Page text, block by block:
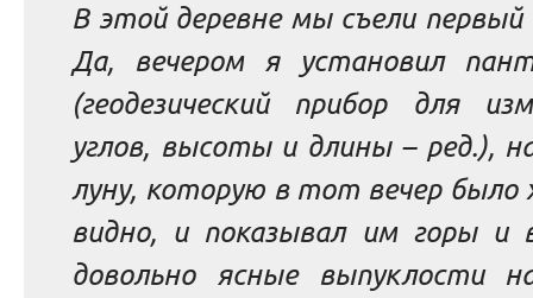
В этой деревне мы съели первый
Да, вечером я установил
(геодезический прибор для
углов, высоты и длины – ред.),
луну, которую в тот вечер было
видно, и показывал им горы и
довольно ясные выпуклости